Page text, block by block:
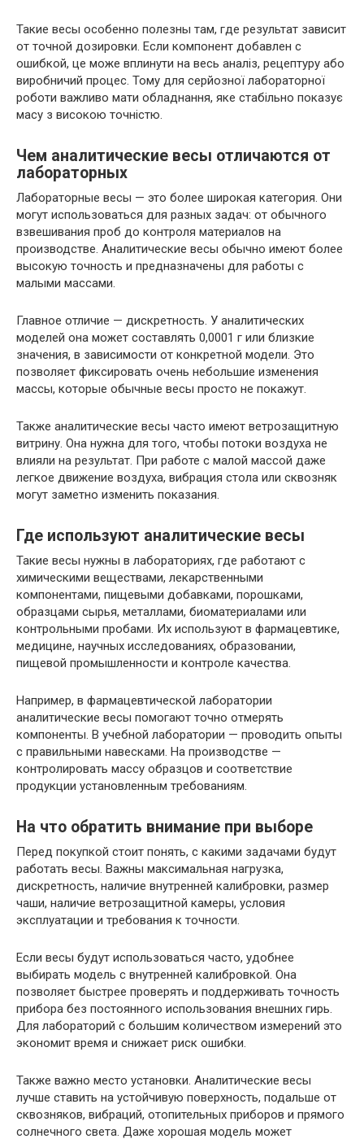
Такие весы особенно полезны там, где результат зависит
от точной дозировки. Если компонент добавлен с
ошибкой, це може вплинути на весь аналіз, рецептуру або
виробничий процес. Тому для серйозної лабораторної
роботи важливо мати обладнання, яке стабільно показує
масу з високою точністю.
Чем аналитические весы отличаются от
лабораторных
Лабораторные весы — это более широкая категория. Они
могут использоваться для разных задач: от обычного
взвешивания проб до контроля материалов на
производстве. Аналитические весы обычно имеют более
высокую точность и предназначены для работы с
малыми массами.
Главное отличие — дискретность. У аналитических
моделей она может составлять 0,0001 г или близкие
значения, в зависимости от конкретной модели. Это
позволяет фиксировать очень небольшие изменения
массы, которые обычные весы просто не покажут.
Также аналитические весы часто имеют ветрозащитную
витрину. Она нужна для того, чтобы потоки воздуха не
влияли на результат. При работе с малой массой даже
легкое движение воздуха, вибрация стола или сквозняк
могут заметно изменить показания.
Где используют аналитические весы
Такие весы нужны в лабораториях, где работают с
химическими веществами, лекарственными
компонентами, пищевыми добавками, порошками,
образцами сырья, металлами, биоматериалами или
контрольными пробами. Их используют в фармацевтике,
медицине, научных исследованиях, образовании,
пищевой промышленности и контроле качества.
Например, в фармацевтической лаборатории
аналитические весы помогают точно отмерять
компоненты. В учебной лаборатории — проводить опыты
с правильными навесками. На производстве —
контролировать массу образцов и соответствие
продукции установленным требованиям.
На что обратить внимание при выборе
Перед покупкой стоит понять, с какими задачами будут
работать весы. Важны максимальная нагрузка,
дискретность, наличие внутренней калибровки, размер
чаши, наличие ветрозащитной камеры, условия
эксплуатации и требования к точности.
Если весы будут использоваться часто, удобнее
выбирать модель с внутренней калибровкой. Она
позволяет быстрее проверять и поддерживать точность
прибора без постоянного использования внешних гирь.
Для лабораторий с большим количеством измерений это
экономит время и снижает риск ошибки.
Также важно место установки. Аналитические весы
лучше ставить на устойчивую поверхность, подальше от
сквозняков, вибраций, отопительных приборов и прямого
солнечного света. Даже хорошая модель может